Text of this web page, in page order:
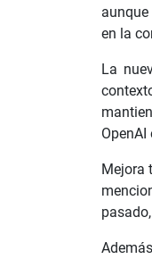
en la
La
Mejora